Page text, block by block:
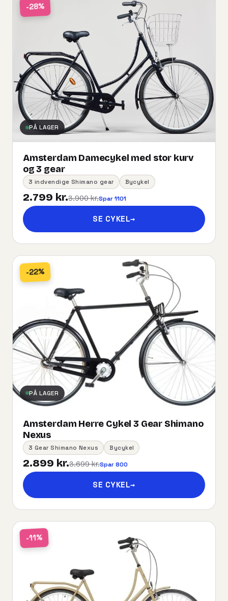
-28%
PÅ LAGER
Amsterdam Damecykel med stor kurv
og 3 gear
3 indvendige Shimano gear Bycykel
2.799 kr.3.900 kr.Spar 1101
SE CYKEL→
-22%
PÅ LAGER
Amsterdam Herre Cykel 3 Gear Shimano
Nexus
3 Gear Shimano Nexus Bycykel
2.899 kr.3.699 kr.Spar 800
SE CYKEL→
-11%